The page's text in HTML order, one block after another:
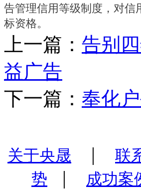
告管理信用等级制度，对信
标资格。
上一篇： 告别
益广告
下一篇： 奉化
关于央晟 | 联
势
| 成功案